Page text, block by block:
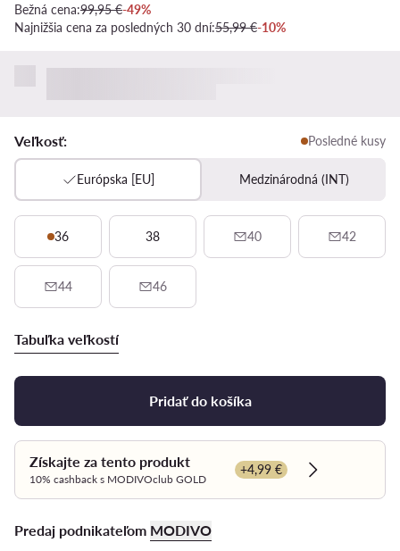
Bežná cena:99,95 €-49%
Najnižšia cena za posledných 30 dní:55,99 €-10%
Veľkosť: Posledné kusy
Európska [EU] Medzinárodná (INT)
36 38 40 42
44 46
Tabuľka veľkostí
Pridať do košíka
Získajte za tento produkt
10% cashback s MODIVOclub GOLD
+4,99 €
Dowiedz się
Predaj podnikateľom MODIVO